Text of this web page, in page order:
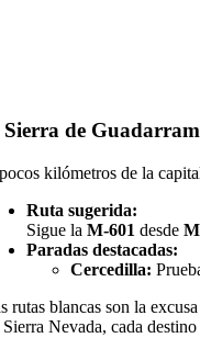
Sierra de
kilómetros de la
Ruta sugerida:
Sigue la M-601 desde
Paradas destacadas:
Cercedilla:
rutas blancas son la
Sierra Nevada, cada